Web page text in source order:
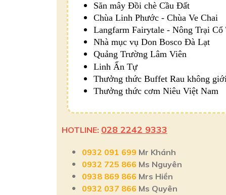
Săn mây Đồi chè Cầu Đất
Chùa Linh Phước - Chùa Ve Chai
Langfarm Fairytale - Nông Trại Cổ
Nhà mục vụ Don Bosco Đà Lạt
Quảng Trường Lâm Viên
Linh Ẩn Tự
Thưởng thức Buffet Rau không
Thưởng thức cơm Niêu Việt Nam
HOTLINE: 028 2242 9333
0932 091 699 Mr Khánh
0932 725 866 Ms Nguyên
0938 869 866 Mrs Hiền
0932 037 866 Ms Quyên